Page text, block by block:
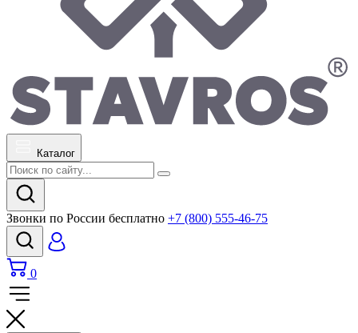
Каталог
Звонки по России бесплатно +7 (800) 555-46-75
0